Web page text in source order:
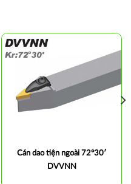
Cán dao tiện ngoài 72°30′
DVVNN